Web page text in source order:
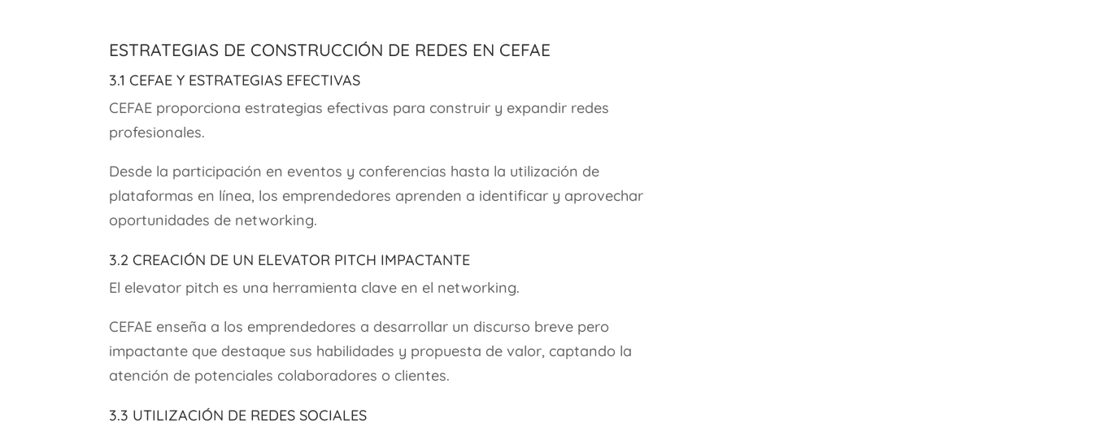
Estrategias de Construcción de Redes en CEFAE
3.1 CEFAE y Estrategias Efectivas
CEFAE proporciona estrategias efectivas para construir y expandir redes
profesionales.
Desde la participación en eventos y conferencias hasta la utilización de
plataformas en línea, los emprendedores aprenden a identificar y aprovechar
oportunidades de networking.
3.2 Creación de un Elevator Pitch Impactante
El elevator pitch es una herramienta clave en el networking.
CEFAE enseña a los emprendedores a desarrollar un discurso breve pero
impactante que destaque sus habilidades y propuesta de valor, captando la
atención de potenciales colaboradores o clientes.
3.3 Utilización de Redes Sociales